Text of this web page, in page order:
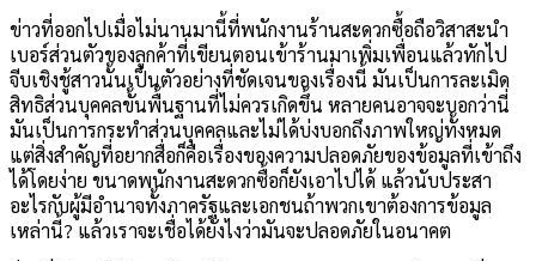
ข่าวที่ออกไปเมื่อไม่นานมานี้ที่พนักงานร้านสะดวกซื้อถือวิสาสะนำ
เบอร์ส่วนตัวของลูกค้าที่เขียนตอนเข้าร้านมาเพิ่มเพื่อนแล้วทักไป
จีบเชิงชู้สาวนั้นเป็นตัวอย่างที่ชัดเจนของเรื่องนี้ มันเป็นการละเมิด
สิทธิส่วนบุคคลขั้นพื้นฐานที่ไม่ควรเกิดขึ้น หลายคนอาจจะบอกว่านี่
มันเป็นการกระทำส่วนบุคคลและไม่ได้บ่งบอกถึงภาพใหญ่ทั้งหมด
แต่สิ่งสำคัญที่อยากสื่อก็คือเรื่องของความปลอดภัยของข้อมูลที่เข้าถึง
ได้โดยง่าย ขนาดพนักงานสะดวกซื้อก็ยังเอาไปได้ แล้วนับประสา
อะไรกับผู้มีอำนาจทั้งภาครัฐและเอกชนถ้าพวกเขาต้องการข้อมูล
เหล่านี้? แล้วเราจะเชื่อได้ยังไงว่ามันจะปลอดภัยในอนาคต